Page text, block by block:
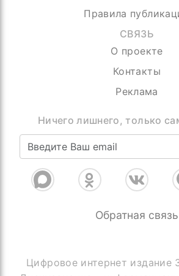
Правила
СВЯЗЬ
О проекте
Контакты
Реклама
Присоединяйтесь, нас уже
Обратная связь
Цифровое интернет издание